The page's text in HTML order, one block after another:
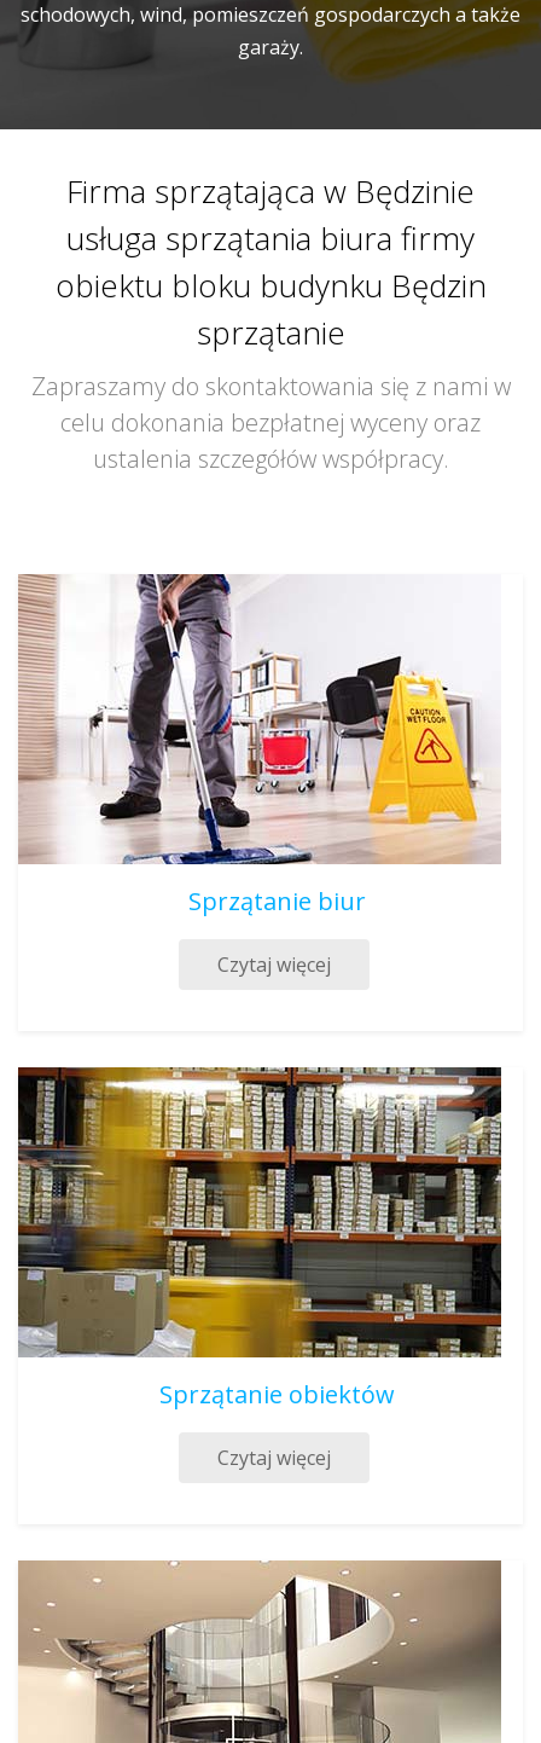
schodowych, wind, pomieszczeń gospodarczych a także
garaży.
Firma sprzątająca w Będzinie
usługa sprzątania biura firmy
obiektu bloku budynku Będzin
sprzątanie
Zapraszamy do skontaktowania się z nami w
celu dokonania bezpłatnej wyceny oraz
ustalenia szczegółów współpracy.
Sprzątanie biur
Czytaj więcej
Sprzątanie obiektów
Czytaj więcej